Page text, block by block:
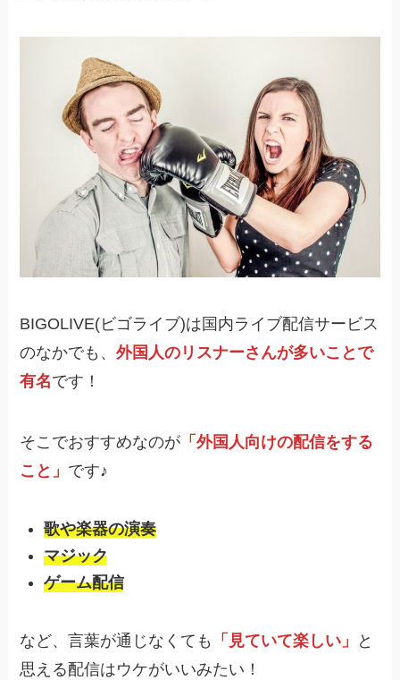
BIGOLIVE(ビゴライブ)は国内ライブ配信サービス
のなかでも、外国人のリスナーさんが多いことで
有名です！
そこでおすすめなのが 「外国人向けの配信をする
こと」 です♪
歌や楽器の演奏
マジック
ゲーム配信
など、言葉が通じなくても 「見ていて楽しい」
と
思える配信はウケがいいみたい！